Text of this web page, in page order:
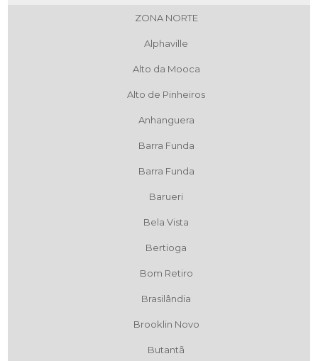
ZONA NORTE
Alphaville
Alto da Mooca
Alto de Pinheiros
Anhanguera
Barra Funda
Barra Funda
Barueri
Bela Vista
Bertioga
Bom Retiro
Brasilândia
Brooklin Novo
Butantã